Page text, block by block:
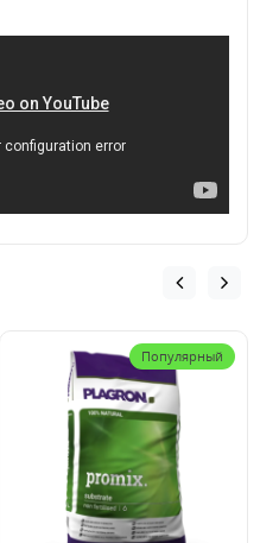
Популярный